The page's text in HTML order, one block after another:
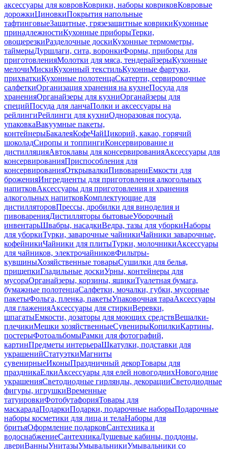
аксессуары для ковровКоврики, наборы ковриковКовровые
дорожкиЦиновкиПокрытия напольные
тафтинговыеЗащитные, грязезащитные коврикиКухонные
принадлежностиКухонные приборыТерки,
овощерезкиРазделочные доскиКухонные термометры,
таймерыДуршлаги, сита, воронкиФормы, приборы для
приготовленияМолотки для мяса, тендерайзерыКухонные
мелочиМискиКухонный текстильКухонные фартуки,
прихваткиКухонные полотенцаСкатерти, сервировочные
салфеткиОрганизация хранения на кухнеПосуда для
храненияОрганайзеры для кухниОрганайзеры для
специйПосуда для ланчаПолки и аксессуары на
рейлингиРейлинги для кухниОдноразовая посуда,
упаковкаВакуумные пакеты,
контейнерыБакалеяКофеЧайЦикорий, какао, горячий
шоколадСиропы и топпингиКонсервирование и
дистилляцияАвтоклавы для консервированияАксессуары для
консервированияПриспособления для
консервированияОткрывалкиПивоварниЕмкости для
броженияИнгредиенты для приготовления алкогольных
напитковАксессуары для приготовления и хранения
алкогольных напитковКомплектующие для
дистилляторовПрессы, дробилки для виноделия и
пивоваренияДистилляторы бытовыеУборочный
инвентарьШвабры, насадкиВедра, тазы для уборкиНаборы
для уборкиТурки, заварочные чайникиЧайники заварочные,
кофейникиЧайники для плитыТурки, молочникиАксессуары
для чайников, электрочайниковФильтры-
кувшиныХозяйственные товарыСушилки для белья,
прищепкиГладильные доскиУрны, контейнеры для
мусораОрганайзеры, корзины, ящикиТуалетная бумага,
бумажные полотенцаСалфетки, мочалки, губки, мусорные
пакетыФольга, пленка, пакетыУпаковочная тараАксессуары
для глаженияАксессуары для стиркиВеревки,
шпагатыЕмкости, дозаторы для моющих средствВешалки-
плечикиМешки хозяйственныеСувенирыКопилкиКартины,
постерыФотоальбомыРамки для фотографий,
картинПредметы интерьераШкатулки, подставки для
украшенийСтатуэткиМагниты
сувенирныеИконыПраздничный декорТовары для
праздникаЕлкиАксессуары для елей новогоднихНовогодние
украшенияСветодиодные гирлянды, декорацииСветодиодные
фигуры, игрушкиВременные
татуировкиФотобутафорияТовары для
маскарадаПодаркиПодарки, подарочные наборыПодарочные
наборы косметики для лица и телаНаборы для
бритьяОформление подарковСантехника и
водоснабжениеСантехникаДушевые кабины, поддоны,
двериВанныУнитазыУмывальникиУмывальники со